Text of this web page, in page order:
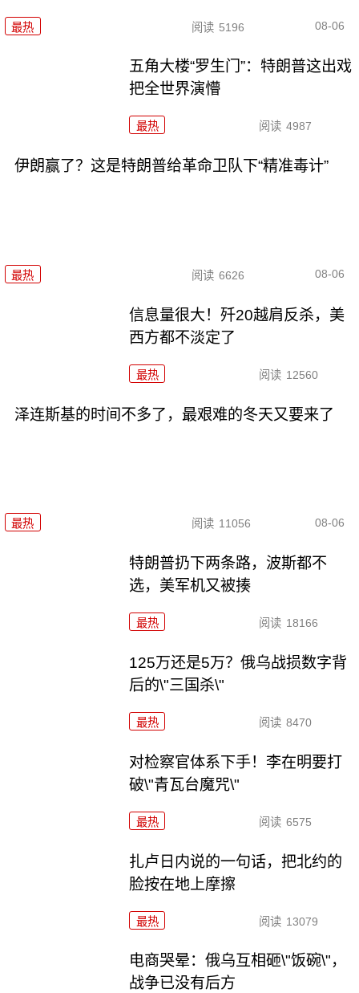
最热 阅读 5196 08-06
五角大楼“罗生门”：特朗普这出戏
把全世界演懵
最热 阅读 4987
伊朗赢了？这是特朗普给革命卫队下“精准毒计”
最热 阅读 6626 08-06
信息量很大！歼20越肩反杀，美
西方都不淡定了
最热 阅读 12560
泽连斯基的时间不多了，最艰难的冬天又要来了
最热 阅读 11056 08-06
特朗普扔下两条路，波斯都不
选，美军机又被揍
最热 阅读 18166
125万还是5万？俄乌战损数字背
后的\"三国杀\"
最热 阅读 8470
对检察官体系下手！李在明要打
破\"青瓦台魔咒\"
最热 阅读 6575
扎卢日内说的一句话，把北约的
脸按在地上摩擦
最热 阅读 13079
电商哭晕：俄乌互相砸\"饭碗\"，
战争已没有后方